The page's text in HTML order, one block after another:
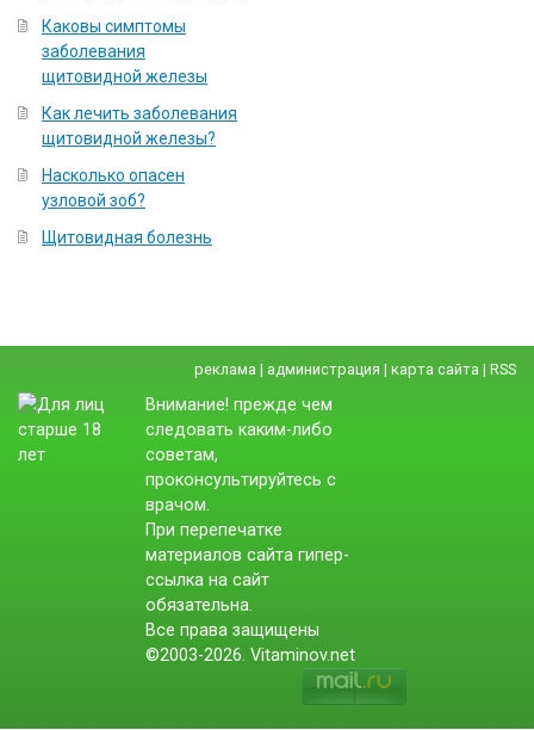
Каковы симптомы
заболевания
щитовидной железы
Как лечить заболевания
щитовидной железы?
Насколько опасен
узловой зоб?
Щитовидная болезнь
реклама | администрация | карта сайта | RSS
Внимание! прежде чем
следовать каким-либо
советам,
проконсультируйтесь с
врачом.
При перепечатке
материалов сайта гипер-
ссылка на сайт
обязательна.
Все права защищены
©2003-2026. Vitaminov.net